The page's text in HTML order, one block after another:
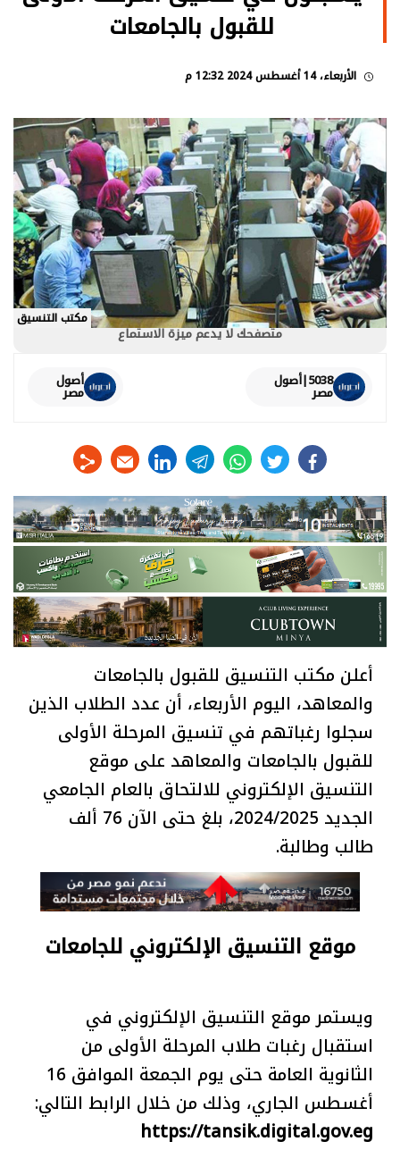
للقبول بالجامعات
الأربعاء، 14 أغسطس 2024 12:32 م
مكتب التنسيق
متصفحك لا يدعم ميزة الاستماع
5038|أصول
مصر
أصول
مصر
facebook
twitter
whats
telegram
linkedin
أعلن مكتب التنسيق للقبول بالجامعات
والمعاهد، اليوم الأربعاء، أن عدد الطلاب الذين
سجلوا رغباتهم في تنسيق المرحلة الأولى
للقبول بالجامعات والمعاهد على موقع
التنسيق الإلكتروني للالتحاق بالعام الجامعي
الجديد 2024/2025، بلغ حتى الآن 76 ألف
طالب وطالبة.
موقع التنسيق الإلكتروني للجامعات
ويستمر موقع التنسيق الإلكتروني في
استقبال رغبات طلاب المرحلة الأولى من
الثانوية العامة حتى يوم الجمعة الموافق 16
أغسطس الجاري، وذلك من خلال الرابط التالي:
https://tansik.digital.gov.eg